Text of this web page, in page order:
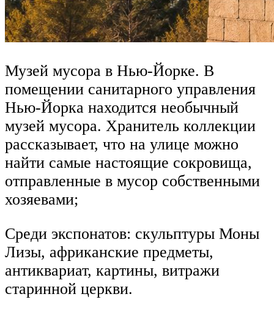
Музей мусора в Нью-Йорке. В
помещении санитарного управления
Нью-Йорка находится необычный
музей мусора. Хранитель коллекции
рассказывает, что на улице можно
найти самые настоящие сокровища,
отправленные в мусор собственными
хозяевами;
Среди экспонатов: скульптуры Моны
Лизы, африканские предметы,
антиквариат, картины, витражи
старинной церкви.